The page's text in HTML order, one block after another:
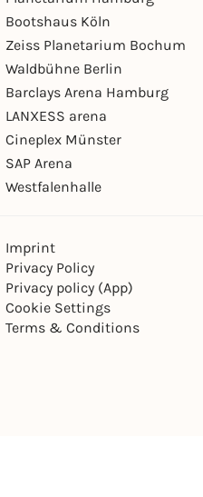
Bootshaus Köln
Zeiss Planetarium Bochum
Waldbühne Berlin
Barclays Arena Hamburg
LANXESS arena
Cineplex Münster
SAP Arena
Westfalenhalle
Imprint
Privacy Policy
Privacy policy (App)
Cookie Settings
Terms & Conditions